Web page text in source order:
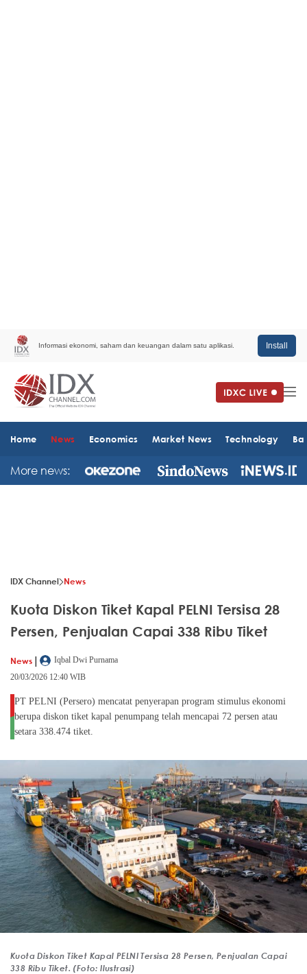
Informasi ekonomi, saham dan keuangan dalam satu aplikasi. Install
Home News Economics Market News Technology
More news:
IDX Channel News
Kuota Diskon Tiket Kapal PELNI Tersisa 28
Persen, Penjualan Capai 338 Ribu Tiket
News |
Iqbal Dwi Purnama
20/03/2026 12:40 WIB
PT PELNI (Persero) mencatat penyerapan program stimulus ekonomi
berupa diskon tiket kapal penumpang telah mencapai 72 persen atau
setara 338.474 tiket.
Kuota Diskon Tiket Kapal PELNI Tersisa 28 Persen, Penjualan Capai
338 Ribu Tiket. (Foto: Ilustrasi)